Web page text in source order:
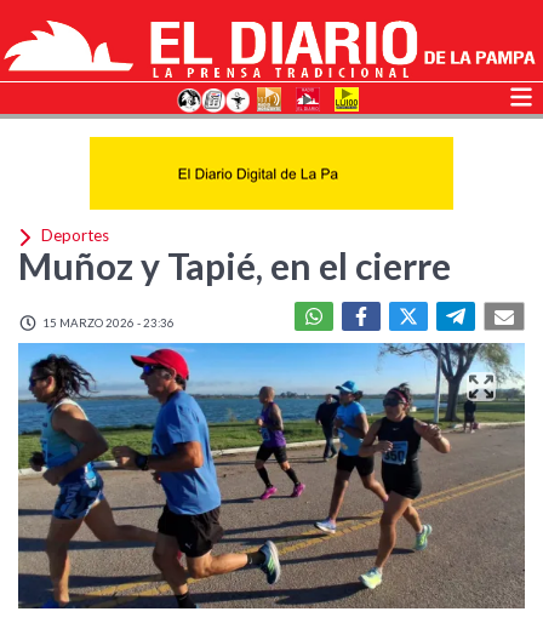
Deportes
Muñoz y Tapié, en el cierre
15 MARZO 2026 - 23:36